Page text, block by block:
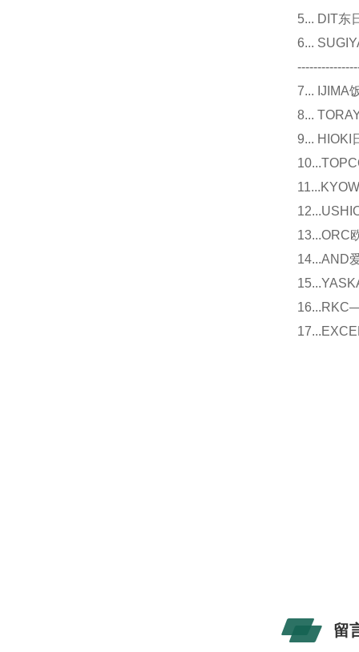
5... DIT东
6...
7... IJIMA
8...
9... HIOKI
13...ORC
14...AND
留